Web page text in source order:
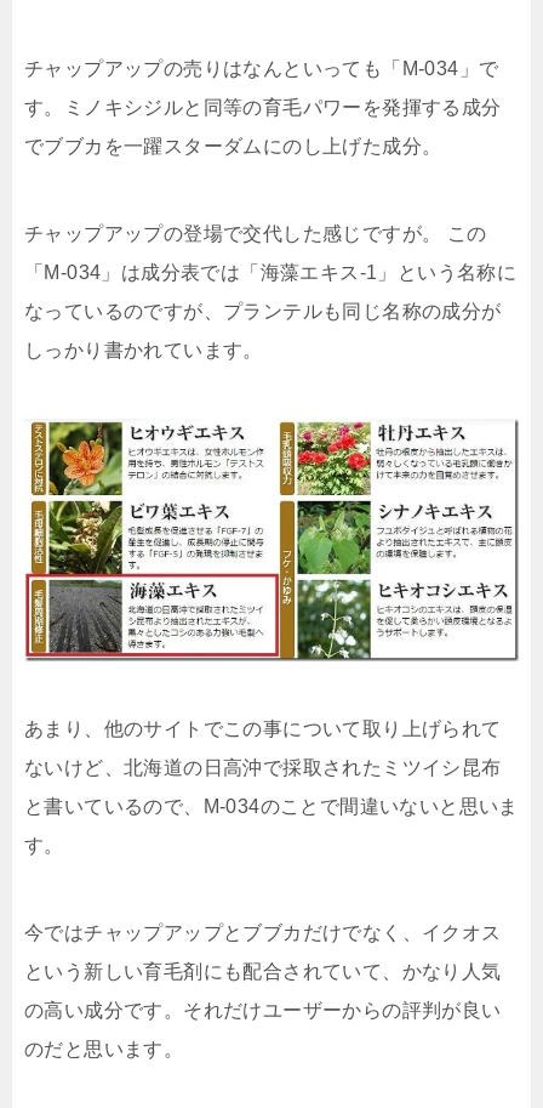
チャップアップの売りはなんといっても 「M-034」 で
す。ミノキシジルと同等の育毛パワーを発揮する成分
でブブカを一躍スターダムにのし上げた成分。
チャップアップの登場で交代した感じですが。 この
「M-034」は成分表では「海藻エキス-1」という名称に
なっているのですが、プランテルも同じ名称の成分が
しっかり書かれています。
あまり、他のサイトでこの事について取り上げられて
ないけど、北海道の日高沖で採取されたミツイシ昆布
と書いているので、M-034のことで間違いないと思いま
す。
今ではチャップアップとブブカだけでなく、イクオス
という新しい育毛剤にも配合されていて、かなり人気
の高い成分です。それだけユーザーからの評判が良い
のだと思います。